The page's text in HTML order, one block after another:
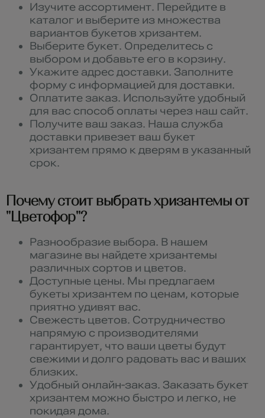
Изучите ассортимент. Перейдите в
каталог и выберите из множества
вариантов букетов хризантем.
Выберите букет. Определитесь с
выбором и добавьте его в корзину.
Укажите адрес доставки. Заполните
форму с информацией для доставки.
Оплатите заказ. Используйте удобный
для вас способ оплаты через наш сайт.
Получите ваш заказ. Наша служба
доставки привезет ваш букет
хризантем прямо к дверям в указанный
срок.
Почему стоит выбрать хризантемы от
"Цветофор"?
Разнообразие выбора. В нашем
магазине вы найдете хризантемы
различных сортов и цветов.
Доступные цены. Мы предлагаем
букеты хризантем по ценам, которые
приятно удивят вас.
Свежесть цветов. Сотрудничество
напрямую с производителями
гарантирует, что ваши цветы будут
свежими и долго радовать вас и ваших
близких.
Удобный онлайн-заказ. Заказать букет
хризантем можно быстро и легко, не
покидая дома.